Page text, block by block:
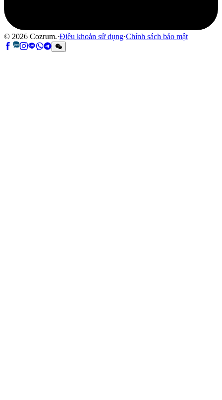
© 2026 Cozrum.·Điều khoản sử dụng·Chính sách bảo mật